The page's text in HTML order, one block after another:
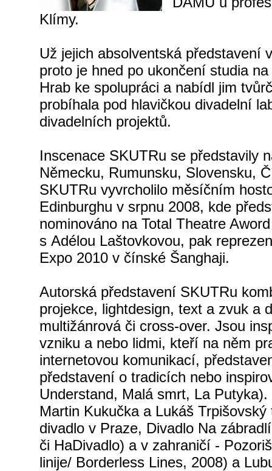
Klímy.
Už jejich absolventská představení
proto je hned po ukončení studia
Hrab ke spolupráci a nabídl jim
probíhala pod hlavičkou divadelní
divadelních projektů.
Inscenace SKUTRu se představily
Německu, Rumunsku, Slovensku,
SKUTRu vyvrcholilo měsíčním
Edinburghu v srpnu 2008, kde
nominováno na Total Theatre Aword
s Adélou Laštovkovou, pak
Expo 2010 v čínské Šanghaji.
Autorská představení SKUTRu
projekce, lightdesign, text a zvuk a
multižánrová či cross-over. Jsou
vzniku a nebo lidmi, kteří na něm
internetovou komunikací,
představení o tradicích nebo
Understand, Malá smrt, La
Martin Kukučka a Lukáš
divadlo v Praze, Divadlo Na
či HaDivadlo) a v zahraničí -
linije/ Borderless Lines, 2008) a